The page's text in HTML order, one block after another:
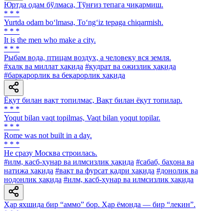
Юртда одам бўлмаса, Тўнғиз тепага чиқармиш.
* * *
Yurtda odam bo‘lmasa, To‘ng‘iz tepaga chiqarmish.
* * *
It is the men who make a city.
* * *
Рыбам вода, птицам воздух, а человеку вся земля.
#халқ ва миллат ҳақида #қудрат ва ожизлик ҳақида
#барқарорлик ва беқарорлик ҳақида
Ёқут билан вақт топилмас, Вақт билан ёқут топилар.
* * *
Yoqut bilan vaqt topilmas, Vaqt bilan yoqut topilar.
* * *
Rome was not built in a day.
* * *
He сразу Москва строилась.
#илм, касб-ҳунар ва илмсизлик ҳақида #сабаб, баҳона ва
натижа ҳақида #вақт ва фурсат қадри ҳақида #донолик ва
нодонлик ҳақида #илм, касб-ҳунар ва илмсизлик ҳақида
Ҳар яхшида бир “аммо” бор. Ҳар ёмонда — бир “лекин”.